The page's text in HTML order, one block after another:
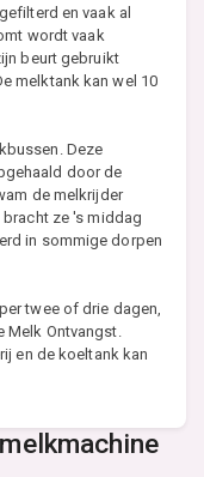
en vaak al
wordt vaak
beurt gebruikt
melktank kan wel 10
Deze
door de
de melkrijder
ze 's middag
in sommige dorpen
twee of drie dagen,
Melk Ontvangst.
en de koeltank kan